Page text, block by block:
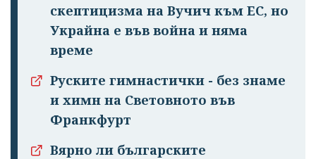
скептицизма на Вучич към ЕС, но
Украйна е във война и няма
време
Руските гимнастички - без знаме
и химн на Световното във
Франкфурт
Вярно ли българските